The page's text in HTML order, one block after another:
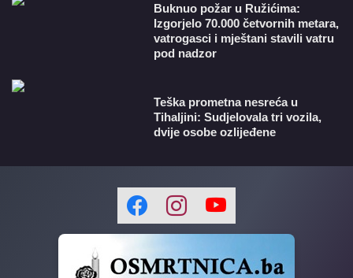
Buknuo požar u Ružićima:
Izgorjelo 70.000 četvornih metara,
vatrogasci i mještani stavili vatru
pod nadzor
Teška prometna nesreća u
Tihaljini: Sudjelovala tri vozila,
dvije osobe ozlijeđene